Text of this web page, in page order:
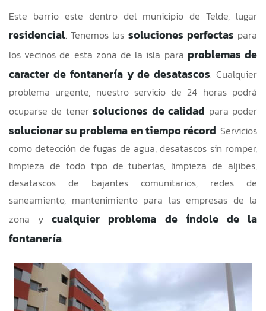
Este barrio este dentro del municipio de Telde, lugar
residencial. Tenemos las soluciones perfectas para
los vecinos de esta zona de la isla para problemas de
caracter de fontanería y de desatascos. Cualquier
problema urgente, nuestro servicio de 24 horas podrá
ocuparse de tenersoluciones de calidad para poder
solucionar su problema en tiempo récord. Servicios
comodetección de fugas de agua, desatascos sin romper,
limpieza de todo tipo de tuberías, limpieza de aljibes,
desatascos de bajantes comunitarios, redes de
saneamiento, mantenimiento para las empresas de la
zona ycualquier problema de índole de la
fontanería.